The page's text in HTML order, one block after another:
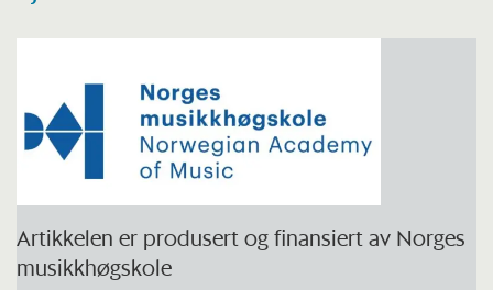
Artikkelen er produsert og finansiert av Norges
musikkhøgskole